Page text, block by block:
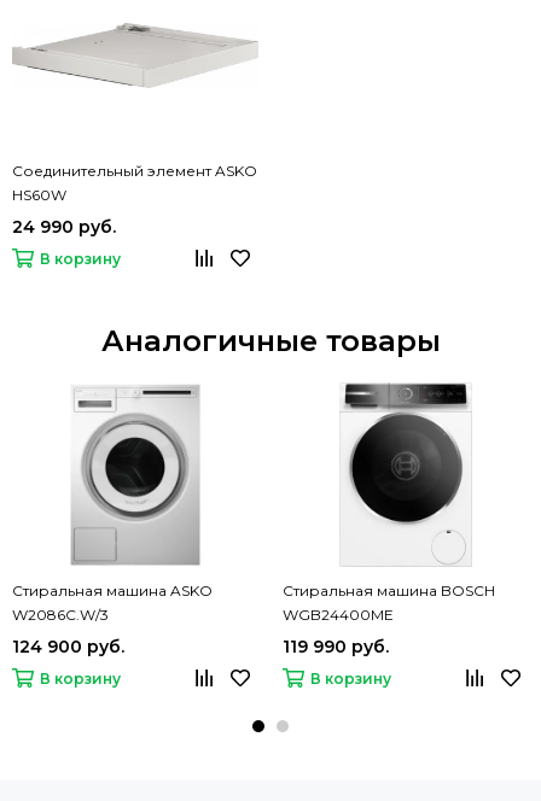
Соединительный элемент ASKO
HS60W
24 990 руб.
В корзину
Аналогичные товары
Стиральная машина ASKO
W2086C.W/3
124 900 руб.
В корзину
Стиральная машина BOSCH
WGB24400ME
119 990 руб.
В корзину